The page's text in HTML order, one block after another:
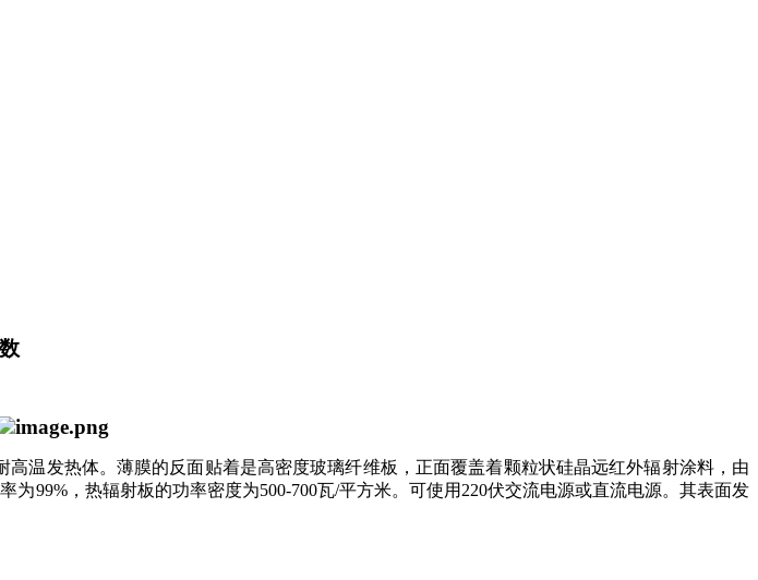
高温发热体。薄膜的反面贴着是高密度玻璃纤维板，正面覆盖着颗粒状硅晶远红外辐射涂料，由
99%，热辐射板的功率密度为500-700瓦/平方米。可使用220伏交流电源或直流电源。其表面发